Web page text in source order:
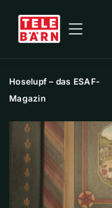
Hoselupf – das ESAF-
Magazin